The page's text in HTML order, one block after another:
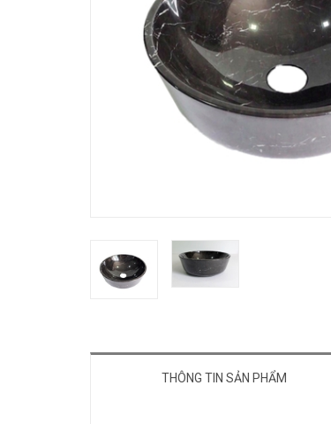
THÔNG TIN SẢN PHẨM